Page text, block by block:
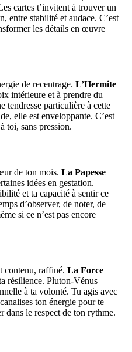
cartes t’invitent à trouver un
entre stabilité et audace. C’est
les détails en œuvre
de recentrage. L’Hermite
intérieure et à prendre du
tendresse particulière à cette
elle est enveloppante. C’est
toi, sans pression.
de ton mois. La Papesse
idées en gestation.
et ta capacité à sentir ce
d’observer, de noter, de
si ce n’est pas encore
contenu, raffiné. La Force
résilience. Pluton-Vénus
à ta volonté. Tu agis avec
ton énergie pour te
dans le respect de ton rythme.